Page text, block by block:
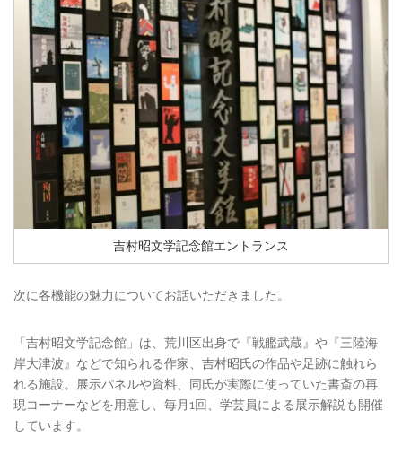
吉村昭文学記念館エントランス
次に各機能の魅力についてお話いただきました。
「吉村昭文学記念館」は、荒川区出身で『戦艦武蔵』や『三陸海
岸大津波』などで知られる作家、吉村昭氏の作品や足跡に触れら
れる施設。展示パネルや資料、同氏が実際に使っていた書斎の再
現コーナーなどを用意し、毎月1回、学芸員による展示解説も開催
しています。